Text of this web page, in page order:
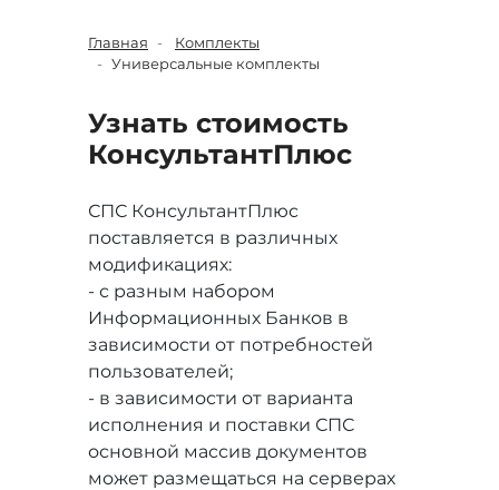
Главная
Комплекты
Универсальные комплекты
Узнать стоимость
КонсультантПлюс
СПС КонсультантПлюс
поставляется в различных
модификациях:
- с разным набором
Информационных Банков в
зависимости от потребностей
пользователей;
- в зависимости от варианта
исполнения и поставки СПС
основной массив документов
может размещаться на серверах